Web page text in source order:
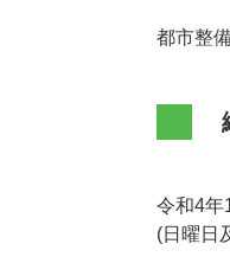
都市整
令和4年
(日曜日